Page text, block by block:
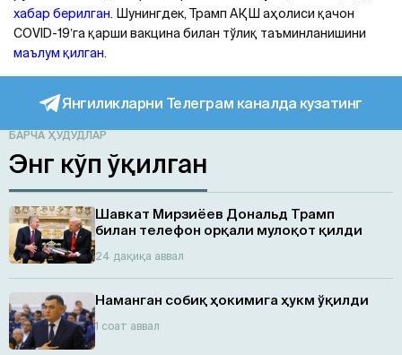
хабар берилган. Шунингдек, Трамп АҚШ аҳолиси қачон
COVID-19ʼга қарши вакцина билан тўлиқ таъминланишини
маълум қилган.
Янгиликларни Телеграм каналда кузатинг
БАРЧА ҲУДУДЛАР
Энг кўп ўқилган
Шавкат Мирзиёев Дональд Трамп
билан телефон орқали мулоқот қилди
24 дақиқа аввал
Наманган собиқ ҳокимига ҳукм ўқилди
1 соат аввал